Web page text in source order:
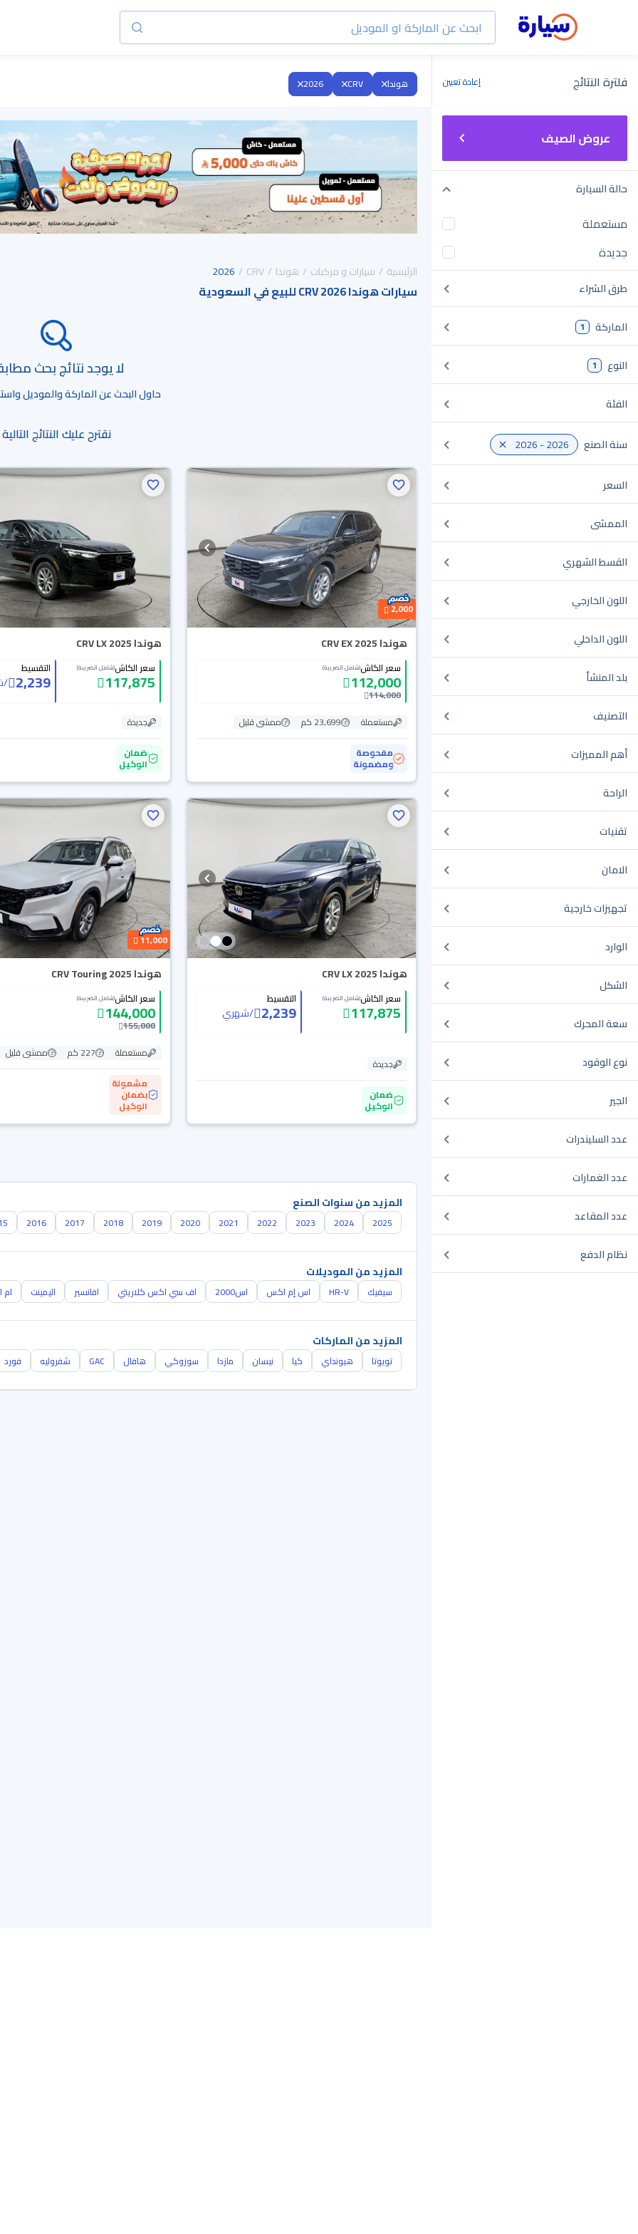
فلترة النتائج إعادة تعيين
عروض الصيف
حالة السيارة
مستعملة
جديدة
طرق الشراء
الماركة 1
النوع 1
الفئة
سنة الصنع 2026 - 2026
السعر
الممشى
القسط الشهري
اللون الخارجي
اللون الداخلي
بلد المنشأ
التصنيف
أهم المميزات
الراحة
تقنيات
الامان
تجهيزات خارجية
الوارد
الشكل
سعة المحرك
نوع الوقود
الجير
عدد السليندرات
عدد الغمارات
عدد المقاعد
نظام الدفع
هوندا CRV
2026
الرئيسية سيارات و مركبات هوندا CRV
2026
سيارات هوندا CRV 2026 للبيع في السعودية
لا يوجد نتائج بحث
حاول البحث عن الماركة والموديل
نقترح عليك النتائج التالية
2,000
هوندا CRV EX 2025
سعر الكاش(شامل الضريبة)
112,000
114,000
مستعملة
23,699 كم
ممشى قليل
مفحوصة
ومضمونة
هوندا CRV LX 2025
سعر الكاش(شامل الضريبة)
117,875
التقسيط
2,239
/
جديدة
ضمان
الوكيل
هوندا CRV LX 2025
سعر الكاش(شامل الضريبة)
117,875
التقسيط
2,239
/شهري
جديدة
ضمان
الوكيل
11,000
هوندا CRV Touring 2025
سعر الكاش(شامل الضريبة)
144,000
155,000
مستعملة
227 كم
ممشى قليل
مشمولة
بضمان
الوكيل
المزيد من سنوات الصنع
2025
2024
2023
2022
2021
2020
2019
2018
2017
2016
المزيد من الموديلات
سيفيك HR-V اس إم اكس اس2000 اف سي اكس كلاريتي افانسير اليمينت ام
المزيد من الماركات
تويوتا هيونداي كيا نيسان مازدا سوزوكي هافال GAC شفروليه فورد